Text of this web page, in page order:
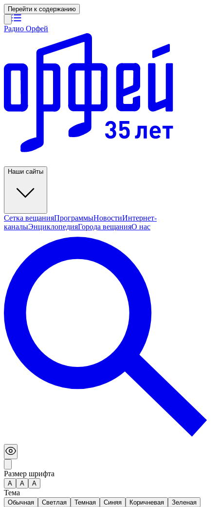
Перейти к содержанию
Радио Орфей
Наши сайты
Сетка вещанияПрограммыНовостиИнтернет-
каналыЭнциклопедияГорода вещанияО нас
Размер шрифта
А A A
Тема
Обычная Светлая Темная Синяя Коричневая Зеленая